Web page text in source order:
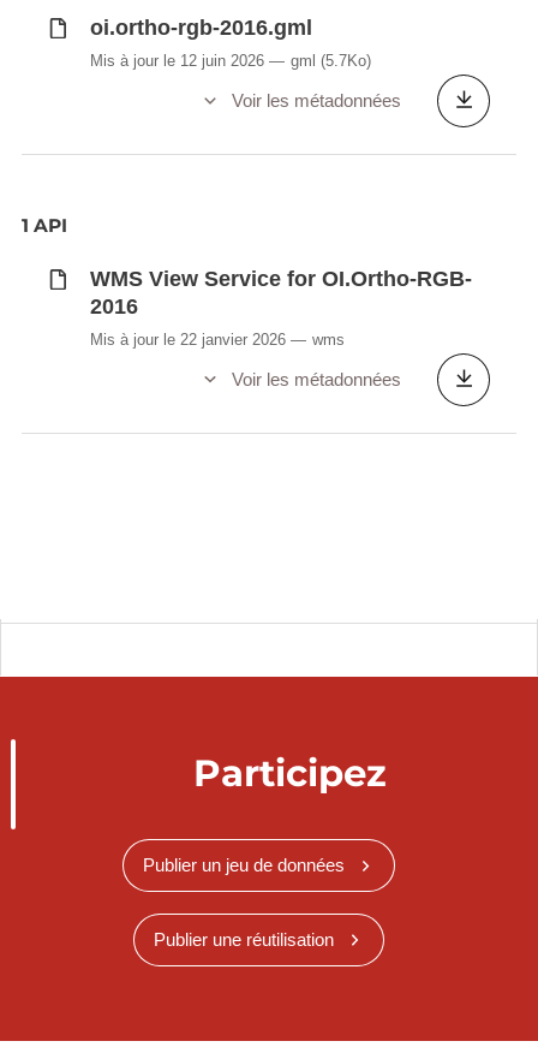
oi.ortho-rgb-2016.gml
Mis à jour le 12 juin 2026 gml (5.7Ko)
Voir les métadonnées
1 API
WMS View Service for OI.Ortho-RGB-
2016
Mis à jour le 22 janvier 2026 wms
Voir les métadonnées
Participez
Publier un jeu de données
Publier une réutilisation